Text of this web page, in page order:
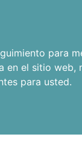
para
en el sitio web,
para usted.